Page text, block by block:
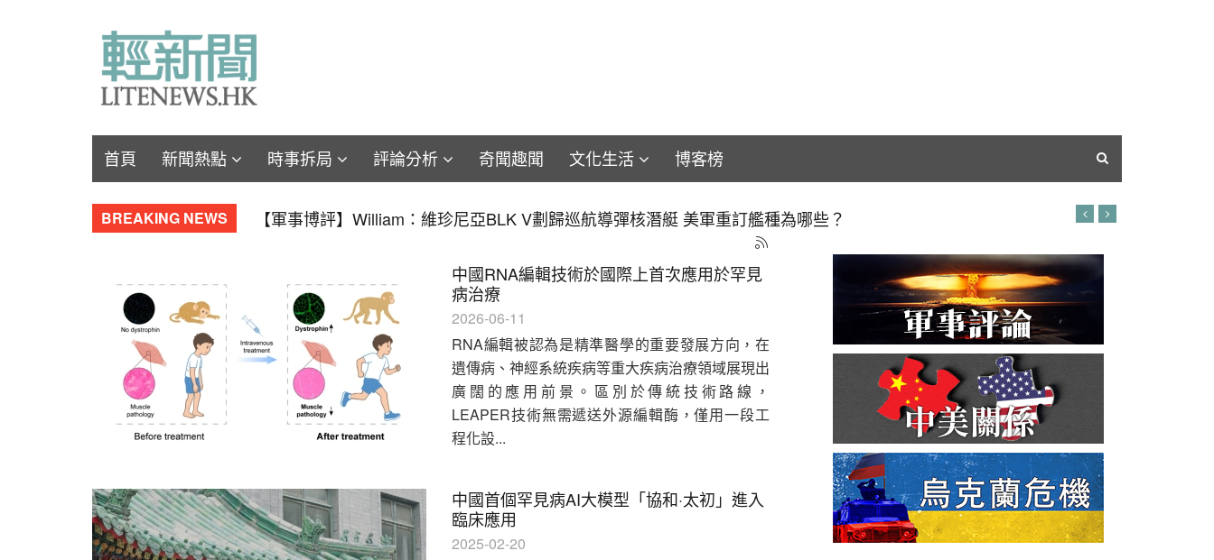
首頁 新聞熱點 時事拆局 評論分析 奇聞趣聞 文化生活 博客榜
BREAKING NEWS 【軍事博評】呂琪：飛舞的銀杏葉何時落地？
中國RNA編輯技術於國際上首次應用於罕見
病治療
2026-06-11
RNA編輯被認為是精準醫學的重要發展方向，在
遺傳病、神經系統疾病等重大疾病治療領域展現出
廣闊的應用前景。區別於傳統技術路線，
LEAPER技術無需遞送外源編輯酶，僅用一段工
程化設...
中國首個罕見病AI大模型「協和·太初」進入
臨床應用
2025-02-20